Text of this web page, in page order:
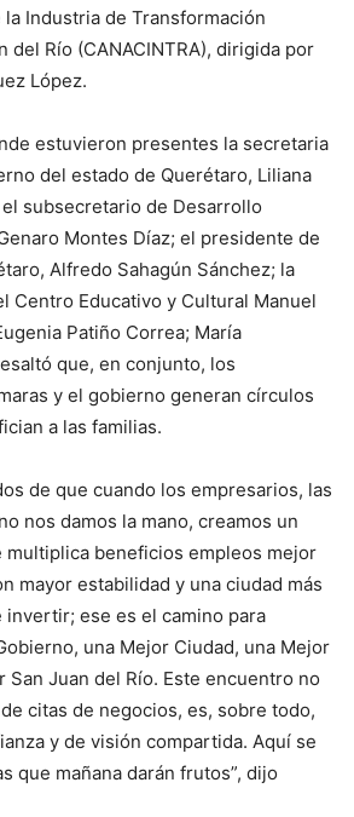
la Industria de Transformación
del Río (CANACINTRA), dirigida por
López.
estuvieron presentes la secretaria
del estado de Querétaro, Liliana
subsecretario de Desarrollo
Montes Díaz; el presidente de
Alfredo Sahagún Sánchez; la
Centro Educativo y Cultural Manuel
Patiño Correa; María
que, en conjunto, los
y el gobierno generan círculos
a las familias.
de que cuando los empresarios, las
nos damos la mano, creamos un
beneficios empleos mejor
mayor estabilidad y una ciudad más
invertir; ese es el camino para
una Mejor Ciudad, una Mejor
San Juan del Río. Este encuentro no
citas de negocios, es, sobre todo,
y de visión compartida. Aquí se
que mañana darán frutos”, dijo